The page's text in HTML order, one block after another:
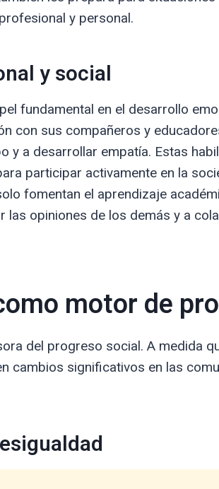
y personal.
y social
fundamental en el desarrollo
con sus compañeros y
y a desarrollar empatía. Estas
participar activamente en la
fomentan el aprendizaje
las opiniones de los demás y a
motor de
del progreso social. A medida
cambios significativos en las